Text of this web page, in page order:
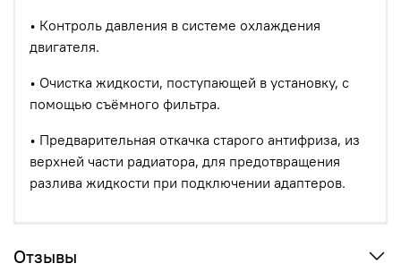
• Контроль давления в системе охлаждения
двигателя.
• Очистка жидкости, поступающей в установку, с
помощью съёмного фильтра.
• Предварительная откачка старого антифриза, из
верхней части радиатора, для предотвращения
разлива жидкости при подключении адаптеров.
Отзывы